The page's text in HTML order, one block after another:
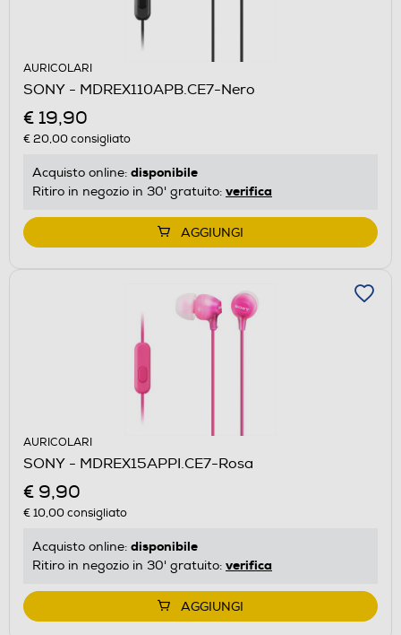
AURICOLARI
SONY - MDREX110APB.CE7-Nero
€ 19,90
€ 20,00consigliato
Acquisto online: disponibile
Ritiro in negozio in 30' gratuito: verifica
AGGIUNGI
AURICOLARI
SONY - MDREX15APPI.CE7-Rosa
€ 9,90
€ 10,00consigliato
Acquisto online: disponibile
Ritiro in negozio in 30' gratuito: verifica
AGGIUNGI